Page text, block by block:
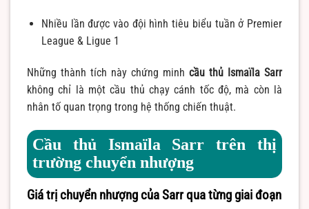
Nhiều lần được vào đội hình tiêu biểu tuần ở Premier
League & Ligue 1
Những thành tích này chứng minh cầu thủ Ismaïla Sarr
không chỉ là một cầu thủ chạy cánh tốc độ, mà còn là
nhân tố quan trọng trong hệ thống chiến thuật.
Cầu thủ Ismaïla Sarr trên thị
trường chuyển nhượng
Giá trị chuyển nhượng của Sarr qua từng giai đoạn